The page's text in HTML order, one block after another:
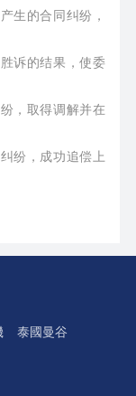
生的合同纠纷，
诉的结果，使委
，取得调解并在
纷，成功追偿上
泰國曼谷